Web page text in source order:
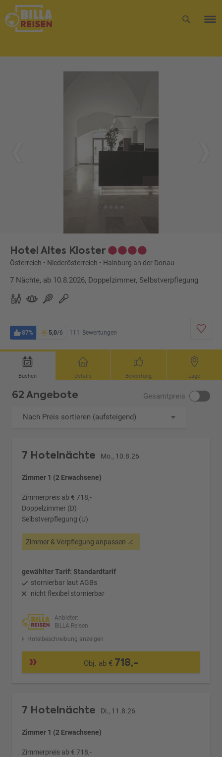
Hotel Altes Kloster
Österreich • Niederösterreich • Hainburg an der Donau
7 Nächte, ab 10.8.2026, Doppelzimmer, Selbstverpflegung
87% 5,0/6 111 Bewertungen
Buchen Details Bewertung Lage
62 Angebote Gesamtpreis
Nach Preis sortieren (aufsteigend)
7 Hotelnächte Mo., 10.8.26
Zimmer 1 (2 Erwachsene)
Zimmerpreis ab € 718,-
Doppelzimmer (D)
Selbstverpflegung (U)
Zimmer & Verpflegung anpassen
gewählter Tarif: Standardtarif
stornierbar laut AGBs
nicht flexibel stornierbar
Anbieter:
BILLA Reisen
Hotelbeschreibung anzeigen
Obj. ab € 718,-
7 Hotelnächte Di., 11.8.26
Zimmer 1 (2 Erwachsene)
Zimmerpreis ab € 718,-